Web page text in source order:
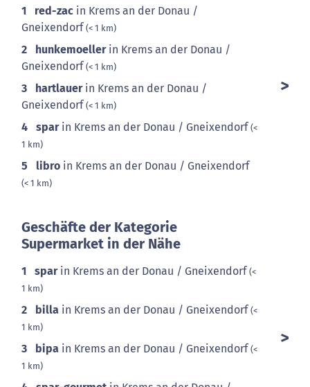
1 red-zac in Krems an der Donau /
Gneixendorf(< 1 km)
2 hunkemoellerin Krems an der Donau /
Gneixendorf(< 1 km)
3 hartlauerin Krems an der Donau /
Gneixendorf(< 1 km)
4 sparin Krems an der Donau / Gneixendorf(<
1 km)
5 libro in Krems an der Donau / Gneixendorf
(< 1 km)
Geschäfte der Kategorie
Supermarket in der Nähe
1 sparin Krems an der Donau / Gneixendorf(<
1 km)
2 billa in Krems an der Donau / Gneixendorf(<
1 km)
3 bipa in Krems an der Donau / Gneixendorf(<
1 km)